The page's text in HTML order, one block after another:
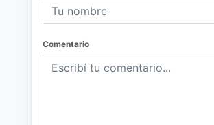
Comentario